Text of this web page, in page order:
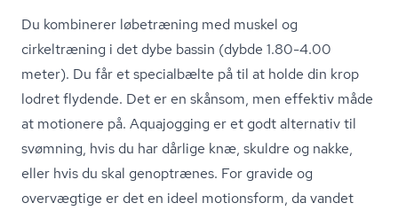
Du kombinerer løbetræning med muskel og
cirkeltræning i det dybe bassin (dybde 1.80-4.00
meter). Du får et specialbælte på til at holde din krop
lodret flydende. Det er en skånsom, men effektiv måde
at motionere på. Aquajogging er et godt alternativ til
svømning, hvis du har dårlige knæ, skuldre og nakke,
eller hvis du skal genoptrænes. For gravide og
overvægtige er det en ideel motionsform, da vandet